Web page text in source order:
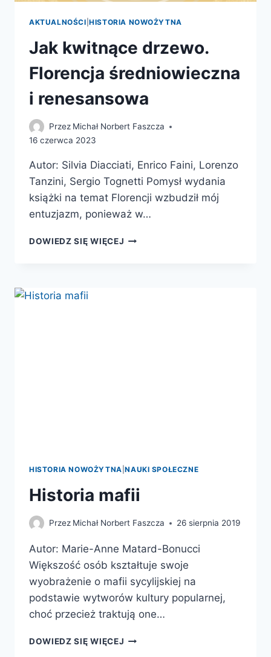
AKTUALNOŚCI |HISTORIA NOWOŻYTNA
Jak kwitnące drzewo.
Florencja średniowieczna
i renesansowa
Przez Michał Norbert Faszcza
16 czerwca 2023
Autor: Silvia Diacciati, Enrico Faini, Lorenzo
Tanzini, Sergio Tognetti Pomysł wydania
książki na temat Florencji wzbudził mój
entuzjazm, ponieważ w…
DOWIEDZ SIĘ WIĘCEJ JAK
HISTORIA NOWOŻYTNA |NAUKI SPOŁECZNE
Historia mafii
Przez Michał Norbert Faszcza 26 sierpnia 2019
Autor: Marie-Anne Matard-Bonucci
Większość osób kształtuje swoje
wyobrażenie o mafii sycylijskiej na
podstawie wytworów kultury popularnej,
choć przecież traktują one…
DOWIEDZ SIĘ WIĘCEJ HISTORIA